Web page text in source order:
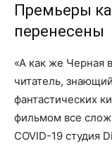
Премьеры
перенесены
«А как же Черная
читатель,
фантастических
фильмом все
COVID-19 студия